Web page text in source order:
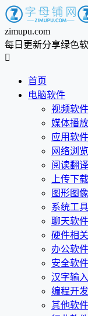
zimupu.com
每日更新分享绿色

首页
电脑软件
视频软件
媒体播放
应用软件
网络浏览
阅读翻译
上传下载
图形图像
系统工具
聊天软件
硬件相关
办公软件
安全软件
汉字输入
编程开发
其他软件